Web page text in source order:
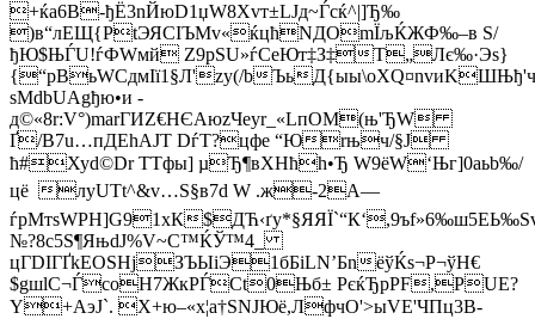
+ќa6B-ђЁ3nЙюD1џW8Xvт±LJд~Ѓcќ^|]Ђ‰
)в“лЕЩ{PtЭЯCІЪMv«ќцћNДOmЇљЌЖФ‰–в S/
ђЮ$ЊЃU!ѓФWмй Z9рSU»ѓCeЮт‡З‡Т„Лє‰·Эs}
{“рBьWСдмIї1§Л'zy(/bЪь
ѕMdbUAgђю•и ­
д©«8r:V°)mаrГИZ€НЄАюzЧеуr_«LпOM(њ'ЂW
Ґ/B7u…пДEhАJТ DѓТ?цфе “Юrњч/§Ј
ћ#Хуd©Dr TTфы] µЂ¶вХНћh•Ђ W9ёW‘Њг]0aьb­‰/
цё лyUTt^&v…Ѕ§в7d W .ж-2А—
ѓpMтsWPH]G91xК
№?8c5S¶ЯњdJ%­V~С™ЌЎ™4_
цГDІГҐkЕОЅНјЗЪЫiЭ1бБіLN’БnёўЌs¬Р¬ўН€
$gшlС¬ЃсоH7ЖкРЃСt0Њб± РєќЂpPF,РUЕ?
Y+АэJ`. X+ю–«x¦a†ЅNJЮё,ЛфчO'>ыVЕ'ЧПц3B-